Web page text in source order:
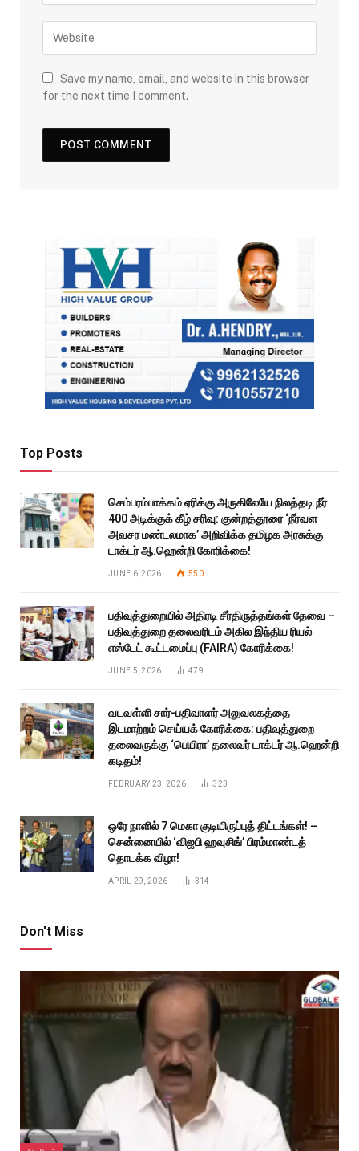
Save my name, email, and website in this browser
for the next time I comment.
Top Posts
செம்பரம்பாக்கம் ஏரிக்கு அருகிலேயே நிலத்தடி நீர்
400 அடிக்குக் கீழ் சரிவு: குன்றத்தூரை ‘நீர்வள
அவசர மண்டலமாக’ அறிவிக்க தமிழக அரசுக்கு
டாக்டர் ஆ.ஹென்றி கோரிக்கை!
JUNE 6, 2026 550
பதிவுத்துறையில் அதிரடி சீர்திருத்தங்கள் தேவை –
பதிவுத்துறை தலைவரிடம் அகில இந்திய ரியல்
எஸ்டேட் கூட்டமைப்பு (FAIRA) கோரிக்கை!
JUNE 5, 2026 479
வடவள்ளி சார்-பதிவாளர் அலுவலகத்தை
இடமாற்றம் செய்யக் கோரிக்கை: பதிவுத்துறை
தலைவருக்கு ‘பெயிரா’ தலைவர் டாக்டர் ஆ.ஹென்றி
கடிதம்!
FEBRUARY 23, 2026 323
ஒரே நாளில் 7 மெகா குடியிருப்புத் திட்டங்கள்! –
சென்னையில் ‘விஐபி ஹவுசிங்’ பிரம்மாண்டத்
தொடக்க விழா!
APRIL 29, 2026 314
Don't Miss